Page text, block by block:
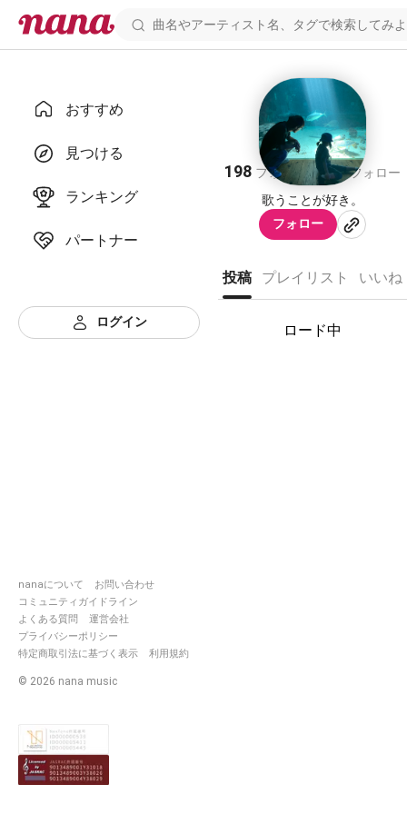
おすすめ
見つける
ランキング
パートナー
ログイン
nanaについて
お問い合わせ
コミュニティガイドライン
よくある質問
運営会社
プライバシーポリシー
特定商取引法に基づく表示
利用規約
© 2026 nana music
karkun
198 フォロワー256 フォロー
歌うことが好き。
フォロー
投稿 プレイリスト いいね
ロード中